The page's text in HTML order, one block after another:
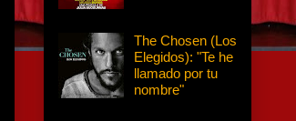
The Chosen (Los
Elegidos): "Te he
llamado por tu
nombre"